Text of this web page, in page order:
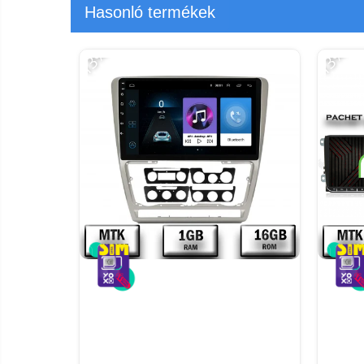
Hasonló termékek
-13% -13%